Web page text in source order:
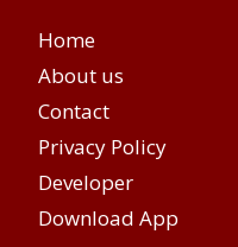
Home
About us
Contact
Privacy Policy
Developer
Download App